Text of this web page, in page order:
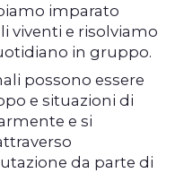
imparato
viventi e risolviamo
in gruppo.
possono essere
e situazioni di
e si
da parte di